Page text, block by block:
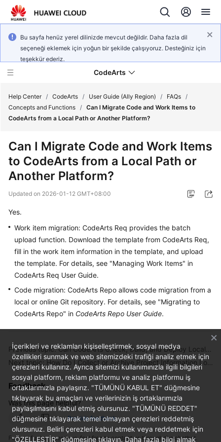
Bu sayfa henüz yerel dilinizde mevcut değildir. Daha fazla dil
seçeneği eklemek için yoğun bir şekilde çalışıyoruz. Desteğiniz için
teşekkür ederiz.
CodeArts
Billing
Started
User
Guide
Best
Practices
Reference
FAQs
More
Documents
General
Reference
Glossary
Help Center / CodeArts / User Guide (Ally Region) / FAQs /
Concepts and Functions / Can I Migrate Code and Work Items to
CodeArts from a Local Path or Another Platform?
Can I Migrate Code and Work Items
to CodeArts from a Local Path or
Another Platform?
Updated on 2026-01-12 GMT+08:00
Yes.
Work item migration: CodeArts Req provides the batch
upload function. Download the template from CodeArts Req,
fill in the work item information in the template, and upload
the template. For details, see "Managing Work Items" in
CodeArts Req User Guide.
Code migration: CodeArts Repo allows code migration from a
local or online Git repository. For details, see "Migrating to
CodeArts Repo" in CodeArts Repo User Guide.
Feedback
Was this page helpful?
Provide feedback
For any further questions, feel free to contact us through the chatbot.
İçerikleri ve reklamları kişiselleştirmek, sosyal medya
özellikleri sunmak ve web sitemizdeki trafiği analiz etmek için
çerezleri kullanırız. Ayrıca sitemizi kullanımınızla ilgili bilgileri
sosyal platform, reklam platformu ve analiz platformu iş
ortaklarımızla paylaşırız. "TÜMÜNÜ KABUL ET" düğmesine
tıklayarak bu amaçları ve verilerinizin iş ortaklarımızla
paylaşılmasını kabul etmiş olursunuz. "TÜMÜNÜ REDDET"
düğmesine tıklayarak temel olmayan çerezleri reddetmiş
olursunuz. Belirli çerezleri kabul etmek veya reddetmek için
"ÖZELLEŞTİR" düğmesine tıklayın. Daha fazla bilgi almak